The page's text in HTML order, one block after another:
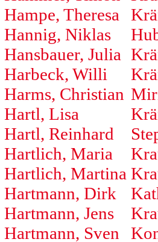
Hampe, Theresa
Hannig, Niklas
Hansbauer, Julia
Harbeck, Willi
Harms, Christian
Hartl, Lisa
Hartl, Reinhard
Hartlich, Maria
Hartlich, Martina
Hartmann, Dirk
Hartmann, Jens
Hartmann, Sven